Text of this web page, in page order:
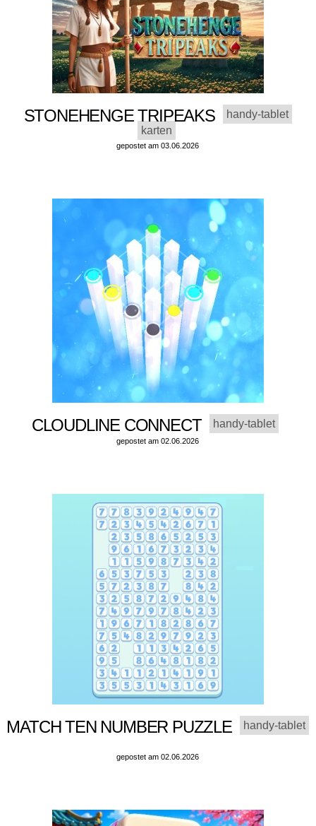
STONEHENGE TRIPEAKS
handy-tablet
karten
gepostet am 03.06.2026
CLOUDLINE CONNECT handy-tablet
gepostet am 02.06.2026
MATCH TEN NUMBER PUZZLE handy-tablet
gepostet am 02.06.2026